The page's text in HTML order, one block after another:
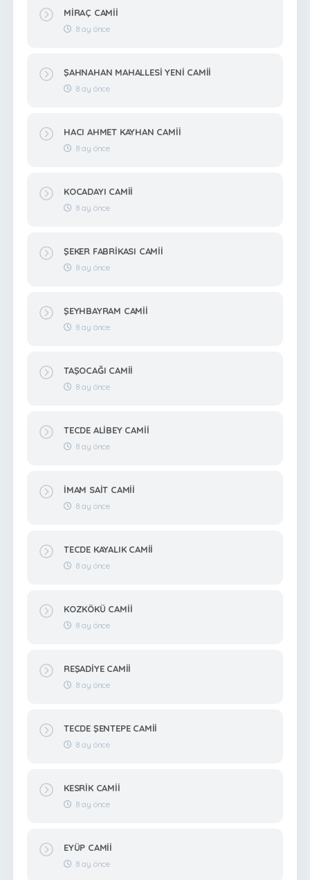
MİRAÇ CAMİİ
8 ay önce
ŞAHNAHAN MAHALLESİ YENİ CAMİİ
8 ay önce
HACI AHMET KAYHAN CAMİİ
8 ay önce
KOCADAYI CAMİİ
8 ay önce
ŞEKER FABRİKASI CAMİİ
8 ay önce
ŞEYHBAYRAM CAMİİ
8 ay önce
TAŞOCAĞI CAMİİ
8 ay önce
TECDE ALİBEY CAMİİ
8 ay önce
İMAM SAİT CAMİİ
8 ay önce
TECDE KAYALIK CAMİİ
8 ay önce
KOZKÖKÜ CAMİİ
8 ay önce
REŞADİYE CAMİİ
8 ay önce
TECDE ŞENTEPE CAMİİ
8 ay önce
KESRİK CAMİİ
8 ay önce
EYÜP CAMİİ
8 ay önce